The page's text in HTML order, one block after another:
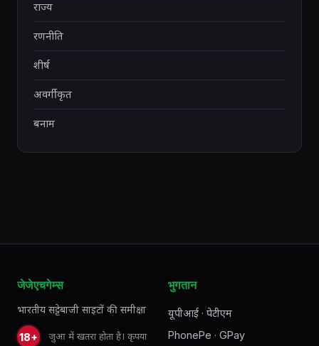
राज्य
रणनीति
शीर्ष
अवर्गीकृत
बनाम
जेजेएचगेम्स
भारतीय सट्टेबाजी साइटों की समीक्षा
18+
जुआ में खतरा होता है। कृपया
भुगतान
यूपीआई · पेटीएम
PhonePe · GPay